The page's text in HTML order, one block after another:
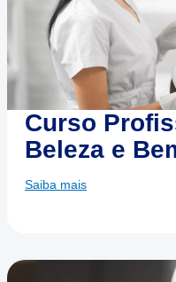
Curso
Beleza e
Saiba mais